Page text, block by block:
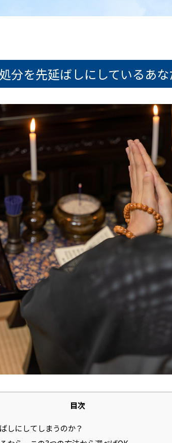
分を先延ばしにしているあ
目次
しにしてしまうのか？